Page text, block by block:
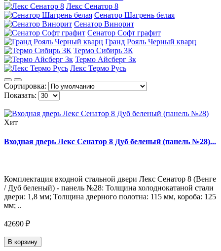
Лекс Сенатор 8
Сенатор Шагрень белая
Сенатор Винорит
Сенатор Софт графит
Гранд Рояль Черный кварц
Термо Сибирь 3К
Термо Айсберг 3к
Лекс Термо Русь
Сортировка:
Показать:
Хит
Входная дверь Лекс Сенатор 8 Дуб беленый (панель №28)...
Комплектация входной стальной двери Лекс Сенатор 8 (Венге
/ Дуб беленый) - панель №28: Толщина холоднокатаной стали
двери: 1,8 мм; Толщина дверного полотна: 115 мм, короба: 125
мм; ..
42690 ₽
В корзину